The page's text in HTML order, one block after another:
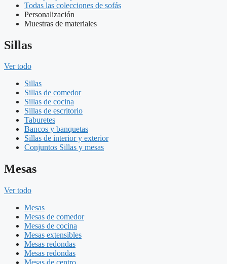
Todas las colecciones de sofás
Personalización
Muestras de materiales
Sillas
Ver todo
Sillas
Sillas de comedor
Sillas de cocina
Sillas de escritorio
Taburetes
Bancos y banquetas
Sillas de interior y exterior
Conjuntos Sillas y mesas
Mesas
Ver todo
Mesas
Mesas de comedor
Mesas de cocina
Mesas extensibles
Mesas redondas
Mesas redondas